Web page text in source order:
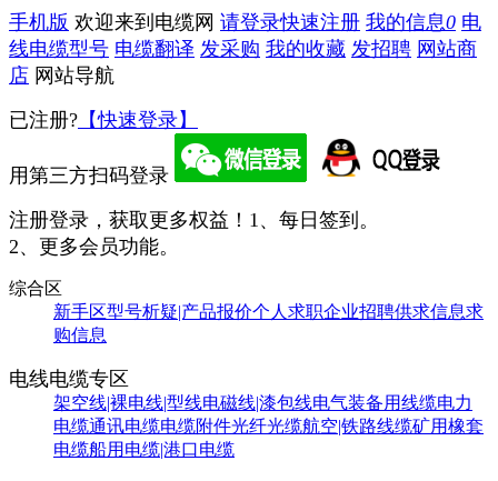
手机版 欢迎来到电缆网 请登录快速注册 我的信息0 电
线电缆型号 电缆翻译 发采购 我的收藏 发招聘 网站商
店 网站导航
已注册? 【快速登录】
用第三方扫码登录
注册登录，获取更多权益！ 1、每日签到。
2、更多会员功能。
综合区
新手区型号析疑|产品报价个人求职企业招聘供求信息求
购信息
电线电缆专区
架空线|裸电线|型线电磁线|漆包线电气装备用线缆电力
电缆通讯电缆电缆附件光纤光缆航空|铁路线缆矿用橡套
电缆船用电缆|港口电缆